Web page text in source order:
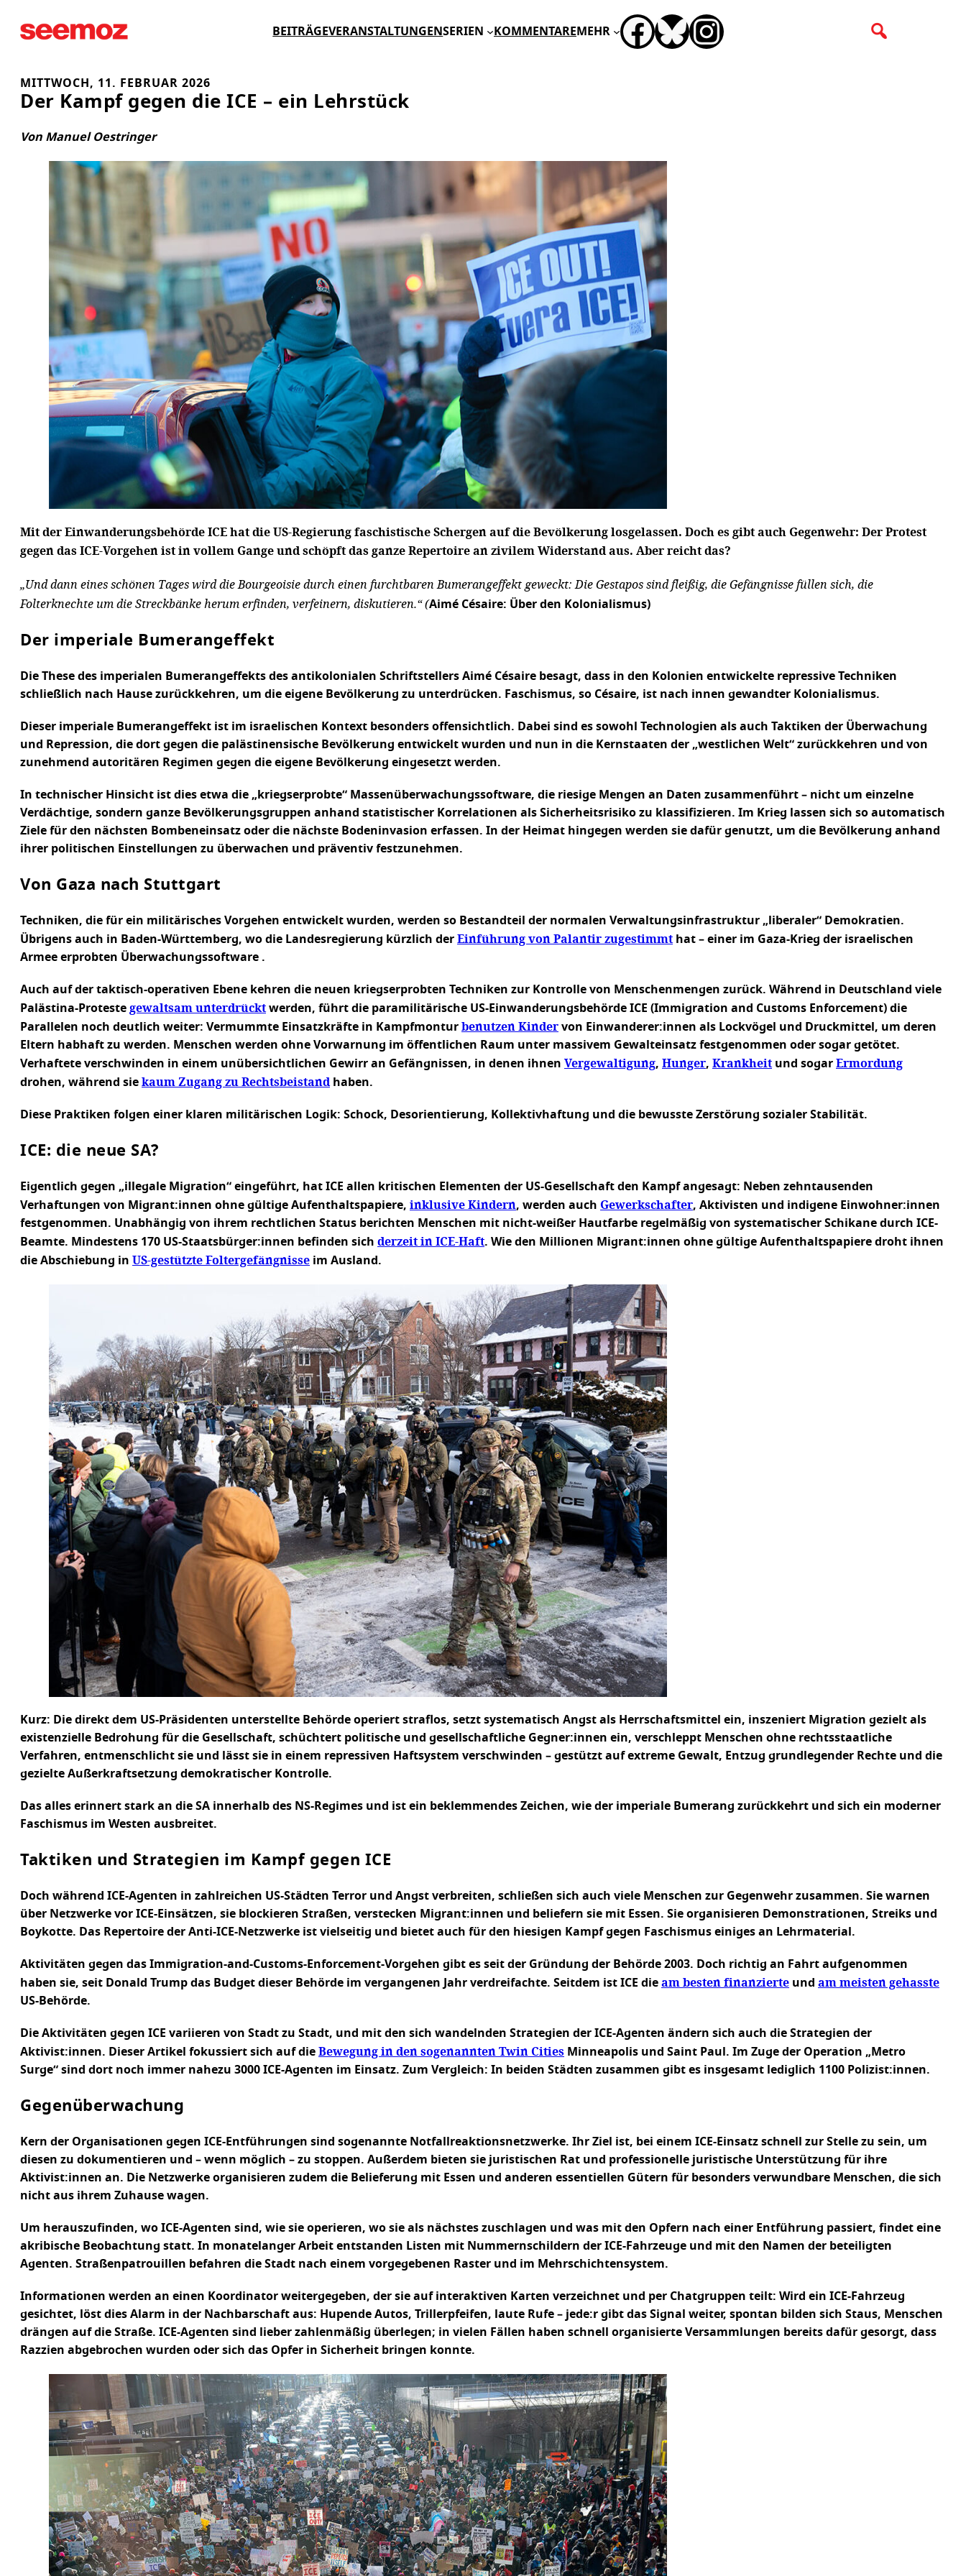
Inhalt
BEITRÄGEVERANSTALTUNGENSERIEN KOMMENTARE MEHR FACEBOOK
BLUESKYINSTAGRAM
MITTWOCH, 11. FEBRUAR 2026
Der Kampf gegen die ICE – ein Lehrstück
Von Manuel Oestringer
Mit der Einwanderungsbehörde ICE hat die US-Regierung faschistische Schergen auf die Bevölkerung losgelassen. Doch es gibt auch Gegenwehr: Der Protest
gegen das ICE-Vorgehen ist in vollem Gange und schöpft das ganze Repertoire an zivilem Widerstand aus. Aber reicht das?
„Und dann eines schönen Tages wird die Bourgeoisie durch einen furchtbaren Bumerangeffekt geweckt: Die Gestapos sind fleißig, die Gefängnisse füllen sich, die
Folterknechte um die Streckbänke herum erfinden, verfeinern, diskutieren.“ (Aimé Césaire: Über den Kolonialismus)
Der imperiale Bumerangeffekt
Die These des imperialen Bumerangeffekts des antikolonialen Schriftstellers Aimé Césaire besagt, dass in den Kolonien entwickelte repressive Techniken
schließlich nach Hause zurückkehren, um die eigene Bevölkerung zu unterdrücken. Faschismus, so Césaire, ist nach innen gewandter Kolonialismus.
Dieser imperiale Bumerangeffekt ist im israelischen Kontext besonders offensichtlich. Dabei sind es sowohl Technologien als auch Taktiken der Überwachung
und Repression, die dort gegen die palästinensische Bevölkerung entwickelt wurden und nun in die Kernstaaten der „westlichen Welt“ zurückkehren und von
zunehmend autoritären Regimen gegen die eigene Bevölkerung eingesetzt werden.
In technischer Hinsicht ist dies etwa die „kriegserprobte“ Massenüberwachungssoftware, die riesige Mengen an Daten zusammenführt – nicht um einzelne
Verdächtige, sondern ganze Bevölkerungsgruppen anhand statistischer Korrelationen als Sicherheitsrisiko zu klassifizieren. Im Krieg lassen sich so automatisch
Ziele für den nächsten Bombeneinsatz oder die nächste Bodeninvasion erfassen. In der Heimat hingegen werden sie dafür genutzt, um die Bevölkerung anhand
ihrer politischen Einstellungen zu überwachen und präventiv festzunehmen.
Von Gaza nach Stuttgart
Techniken, die für ein militärisches Vorgehen entwickelt wurden, werden so Bestandteil der normalen Verwaltungsinfrastruktur „liberaler“ Demokratien.
Übrigens auch in Baden-Württemberg, wo die Landesregierung kürzlich der Einführung von Palantir zugestimmt hat – einer im Gaza-Krieg der israelischen
Armee erprobten Überwachungssoftware .
Auch auf der taktisch-operativen Ebene kehren die neuen kriegserprobten Techniken zur Kontrolle von Menschenmengen zurück. Während in Deutschland viele
Palästina-Proteste gewaltsam unterdrückt werden, führt die paramilitärische US-Einwanderungsbehörde ICE (Immigration and Customs Enforcement) die
Parallelen noch deutlich weiter: Vermummte Einsatzkräfte in Kampfmontur benutzen Kinder von Einwanderer:innen als Lockvögel und Druckmittel, um deren
Eltern habhaft zu werden. Menschen werden ohne Vorwarnung im öffentlichen Raum unter massivem Gewalteinsatz festgenommen oder sogar getötet.
Verhaftete verschwinden in einem unübersichtlichen Gewirr an Gefängnissen, in denen ihnen Vergewaltigung, Hunger, Krankheit und sogar Ermordung
drohen, während sie kaum Zugang zu Rechtsbeistand haben.
Diese Praktiken folgen einer klaren militärischen Logik: Schock, Desorientierung, Kollektivhaftung und die bewusste Zerstörung sozialer Stabilität.
ICE: die neue SA?
Eigentlich gegen „illegale Migration“ eingeführt, hat ICE allen kritischen Elementen der US-Gesellschaft den Kampf angesagt: Neben zehntausenden
Verhaftungen von Migrant:innen ohne gültige Aufenthaltspapiere, inklusive Kindern, werden auch Gewerkschafter, Aktivisten und indigene Einwohner:innen
festgenommen. Unabhängig von ihrem rechtlichen Status berichten Menschen mit nicht-weißer Hautfarbe regelmäßig von systematischer Schikane durch ICE-
Beamte. Mindestens 170 US-Staatsbürger:innen befinden sich derzeit in ICE-Haft. Wie den Millionen Migrant:innen ohne gültige Aufenthaltspapiere droht ihnen
die Abschiebung in US-gestützte Foltergefängnisse im Ausland.
Kurz: Die direkt dem US-Präsidenten unterstellte Behörde operiert straflos, setzt systematisch Angst als Herrschaftsmittel ein, inszeniert Migration gezielt als
existenzielle Bedrohung für die Gesellschaft, schüchtert politische und gesellschaftliche Gegner:innen ein, verschleppt Menschen ohne rechtsstaatliche
Verfahren, entmenschlicht sie und lässt sie in einem repressiven Haftsystem verschwinden – gestützt auf extreme Gewalt, Entzug grundlegender Rechte und die
gezielte Außerkraftsetzung demokratischer Kontrolle.
Das alles erinnert stark an die SA innerhalb des NS-Regimes und ist ein beklemmendes Zeichen, wie der imperiale Bumerang zurückkehrt und sich ein moderner
Faschismus im Westen ausbreitet.
Taktiken und Strategien im Kampf gegen ICE
Doch während ICE-Agenten in zahlreichen US-Städten Terror und Angst verbreiten, schließen sich auch viele Menschen zur Gegenwehr zusammen. Sie warnen
über Netzwerke vor ICE-Einsätzen, sie blockieren Straßen, verstecken Migrant:innen und beliefern sie mit Essen. Sie organisieren Demonstrationen, Streiks und
Boykotte. Das Repertoire der Anti-ICE-Netzwerke ist vielseitig und bietet auch für den hiesigen Kampf gegen Faschismus einiges an Lehrmaterial.
Aktivitäten gegen das Immigration-and-Customs-Enforcement-Vorgehen gibt es seit der Gründung der Behörde 2003. Doch richtig an Fahrt aufgenommen
haben sie, seit Donald Trump das Budget dieser Behörde im vergangenen Jahr verdreifachte. Seitdem ist ICE die am besten finanzierte und am meisten gehasste
US-Behörde.
Die Aktivitäten gegen ICE variieren von Stadt zu Stadt, und mit den sich wandelnden Strategien der ICE-Agenten ändern sich auch die Strategien der
Aktivist:innen. Dieser Artikel fokussiert sich auf die Bewegung in den sogenannten Twin Cities Minneapolis und Saint Paul. Im Zuge der Operation „Metro
Surge“ sind dort noch immer nahezu 3000 ICE-Agenten im Einsatz. Zum Vergleich: In beiden Städten zusammen gibt es insgesamt lediglich 1100 Polizist:innen.
Gegenüberwachung
Kern der Organisationen gegen ICE-Entführungen sind sogenannte Notfallreaktionsnetzwerke. Ihr Ziel ist, bei einem ICE-Einsatz schnell zur Stelle zu sein, um
diesen zu dokumentieren und – wenn möglich – zu stoppen. Außerdem bieten sie juristischen Rat und professionelle juristische Unterstützung für ihre
Aktivist:innen an. Die Netzwerke organisieren zudem die Belieferung mit Essen und anderen essentiellen Gütern für besonders verwundbare Menschen, die sich
nicht aus ihrem Zuhause wagen.
Um herauszufinden, wo ICE-Agenten sind, wie sie operieren, wo sie als nächstes zuschlagen und was mit den Opfern nach einer Entführung passiert, findet eine
akribische Beobachtung statt. In monatelanger Arbeit entstanden Listen mit Nummernschildern der ICE-Fahrzeuge und mit den Namen der beteiligten
Agenten. Straßenpatrouillen befahren die Stadt nach einem vorgegebenen Raster und im Mehrschichtensystem.
Informationen werden an einen Koordinator weitergegeben, der sie auf interaktiven Karten verzeichnet und per Chatgruppen teilt: Wird ein ICE-Fahrzeug
gesichtet, löst dies Alarm in der Nachbarschaft aus: Hupende Autos, Trillerpfeifen, laute Rufe – jede:r gibt das Signal weiter, spontan bilden sich Staus, Menschen
drängen auf die Straße. ICE-Agenten sind lieber zahlenmäßig überlegen; in vielen Fällen haben schnell organisierte Versammlungen bereits dafür gesorgt, dass
Razzien abgebrochen wurden oder sich das Opfer in Sicherheit bringen konnte.